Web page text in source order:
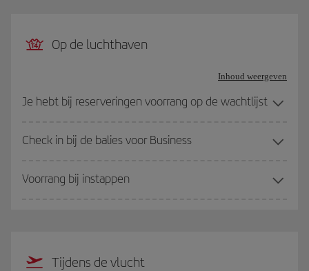
Op de luchthaven
Inhoud weergeven
Je hebt bij reserveringen voorrang op de wachtlijst
Check in bij de balies voor Business
Voorrang bij instappen
Tijdens de vlucht